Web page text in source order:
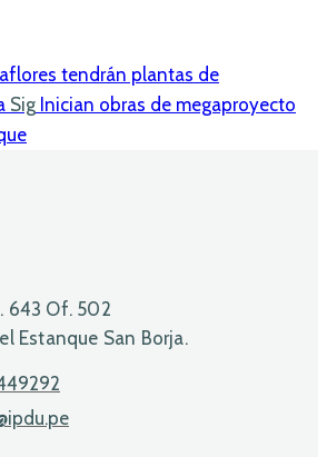
tendrán plantas de
Sig Inician obras de megaproyecto
643 Of. 502
Estanque San Borja.